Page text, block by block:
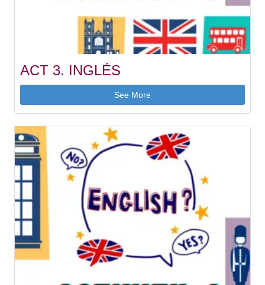
ACT 3. INGLÉS
See More